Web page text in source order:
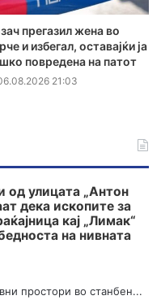
прегазил жена во
и избегал, оставајќи ја
повредена на патот
21:03
улицата „Антон
дека ископите за
кај „Лимак“
на нивната
простори во станбен...